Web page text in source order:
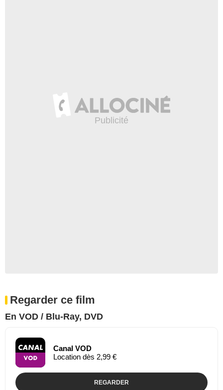
Regarder ce film
En VOD / Blu-Ray, DVD
Canal VOD
Location dès 2,99 €
REGARDER